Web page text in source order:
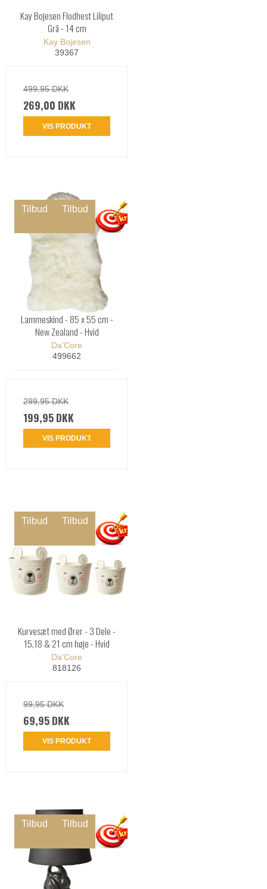
Kay Bojesen Flodhest Liliput
Grå - 14 cm
Kay Bojesen
39367
499,95 DKK
269,00 DKK
VIS PRODUKT
Tilbud Tilbud
Lammeskind - 85 x 55 cm -
New Zealand - Hvid
Da'Core
499662
299,95 DKK
199,95 DKK
VIS PRODUKT
Tilbud Tilbud
Kurvesæt med Ører - 3 Dele -
15,18 & 21 cm høje - Hvid
Da'Core
818126
99,95 DKK
69,95 DKK
VIS PRODUKT
Tilbud Tilbud